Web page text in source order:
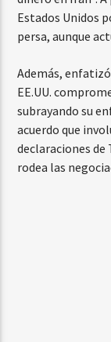
Estados Unidos
persa, aunque
Además,
EE.UU.
subrayando su
acuerdo que
declaraciones
rodea las